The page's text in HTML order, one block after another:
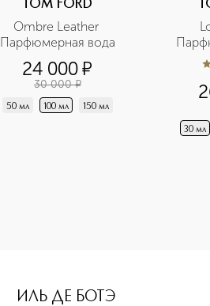
TOM FORD
Ombre Leather
Парфюмерная вода
24 000¤
30 000 ¤
50 мл 100 мл 150 мл
30 мл
ИЛЬ ДЕ БОТЭ